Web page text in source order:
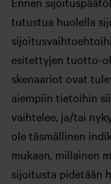
tutustua huolella
esitettyjen tuotto-
skenaariot ovat
aiempiin tietoihin
vaihtelee, ja/tai
ole täsmällinen
mukaan, millainen
sijoitusta pidetään